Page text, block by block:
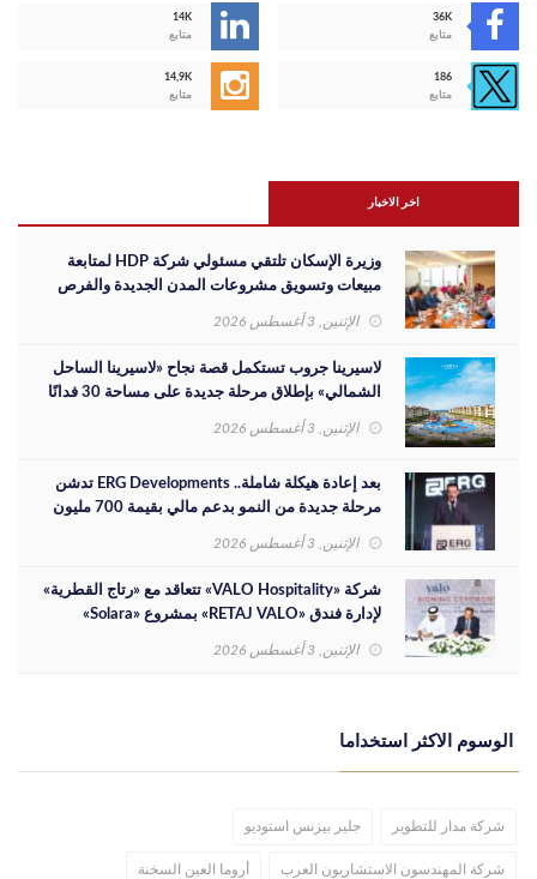
14K
متابع
36K
متابع
14,9K
متابع
186
متابع
اخر الاخبار
وزيرة الإسكان تلتقي مسئولي شركة HDP لمتابعة
مبيعات وتسويق مشروعات المدن الجديدة والفرص
الإثنين, 3 أغسطس 2026
لاسيرينا جروب تستكمل قصة نجاح «لاسيرينا الساحل
الشمالي» بإطلاق مرحلة جديدة على مساحة 30 فدانًا
الإثنين, 3 أغسطس 2026
بعد إعادة هيكلة شاملة.. ERG Developments تدشن
مرحلة جديدة من النمو بدعم مالي بقيمة 700 مليون
الإثنين, 3 أغسطس 2026
شركة «VALO Hospitality» تتعاقد مع «رتاج القطرية»
لإدارة فندق «RETAJ VALO» بمشروع «Solara»
الإثنين, 3 أغسطس 2026
الوسوم الاكثر استخداما
شركة مدار للتطوير جلير بيزنس استوديو
شركة المهندسون الاستشاريون العرب أروما العين السخنة